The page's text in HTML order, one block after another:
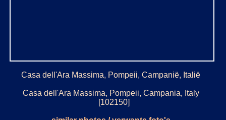
Casa dell'Ara Massima, Pompeii, Campanië, Italië
Casa dell'Ara Massima, Pompeii, Campania, Italy
[102150]